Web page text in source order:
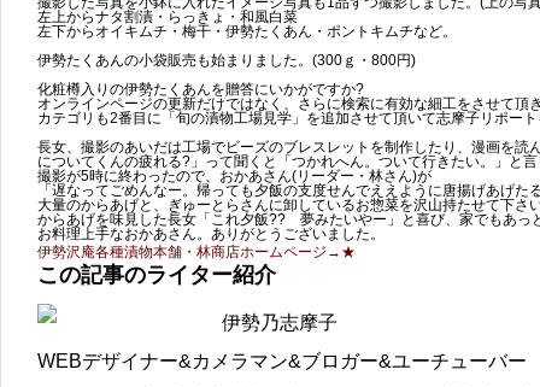
左上からナタ割漬・らっきょ・和風白菜
左下からオイキムチ・梅干・伊勢たくあん・ポントキムチなど。
伊勢たくあんの小袋販売も始まりました。(300ｇ・800円)
化粧樽入りの伊勢たくあんを贈答にいかがですか?
オンラインページの更新だけではなく、さらに検索に有効な細工をさせて頂
カテゴリも2番目に「旬の漬物工場見学」を追加させて頂いて志摩子リポー
長女、撮影のあいだは工場でビーズのブレスレットを制作したり、漫画を読
についてくんの疲れる?」って聞くと「つかれへん。ついて行きたい。」と
撮影が5時に終わったので、おかあさん(リーダー・林さん)が
「遅なってごめんなー。帰っても夕飯の支度せんでええように唐揚げあげた
大量のからあげと、ぎゅーとらさんに卸しているお惣菜を沢山持たせて下さ
からあげを味見した長女「これ夕飯?? 夢みたいやー」と喜び、家でもあっ
お料理上手なおかあさん。ありがとうございました。
伊勢沢庵各種漬物本舗・林商店ホームページ→★
この記事のライター紹介
伊勢乃志摩子
WEBデザイナー&カメラマン&ブロガー&ユーチューバー